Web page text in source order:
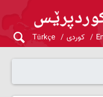
کوردی Türkçe